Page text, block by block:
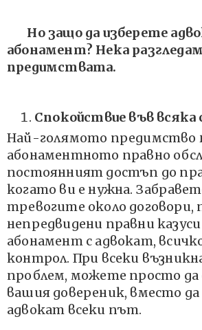
Но защо да изберете
абонамент? Нека
предимствата.
Спокойствие във всяка
Най-голямото предимство
абонаментното правно
постоянният достъп до
когато ви е нужна.
тревогите около договори,
непредвидени правни казуси
абонамент с адвокат,
контрол. При всеки
проблем, можете просто да
вашия довереник, вместо
адвокат всеки път.